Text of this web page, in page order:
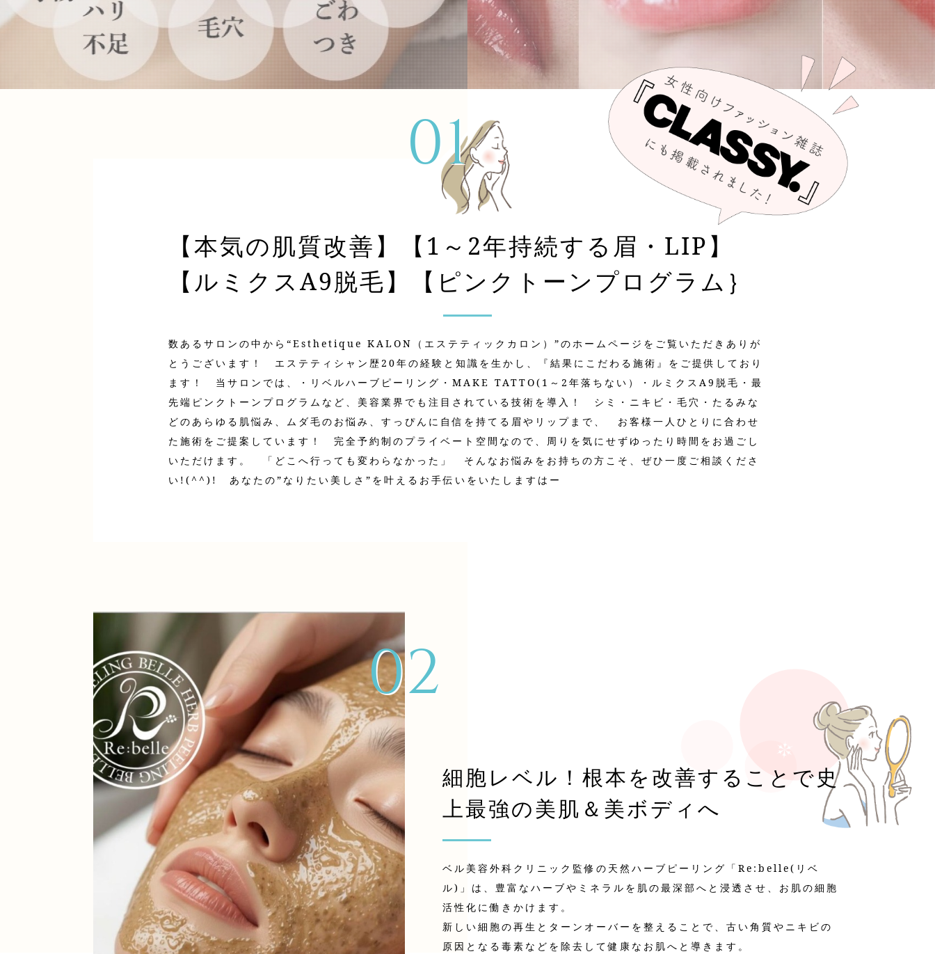
【本気の肌質改善】【1～2年持続する眉・LIP】
【ルミクスA9脱毛】【ピンクトーンプログラム｝
数あるサロンの中から“Esthetique KALON（エステティックカロン）”のホームページをご覧いただきありが
とうございます！ エステティシャン歴20年の経験と知識を生かし、『結果にこだわる施術』をご提供しており
ます！ 当サロンでは、・リベルハーブピーリング・MAKE TATTO(1～2年落ちない）・ルミクスA9脱毛・最
先端ピンクトーンプログラムなど、美容業界でも注目されている技術を導入！ シミ・ニキビ・毛穴・たるみな
どのあらゆる肌悩み、ムダ毛のお悩み、すっぴんに自信を持てる眉やリップまで、 お客様一人ひとりに合わせ
た施術をご提案しています！ 完全予約制のプライベート空間なので、周りを気にせずゆったり時間をお過ごし
いただけます。 「どこへ行っても変わらなかった」 そんなお悩みをお持ちの方こそ、ぜひ一度ご相談くださ
い!(^^)! あなたの”なりたい美しさ”を叶えるお手伝いをいたしますはー
02
細胞レベル！根本を改善することで史
上最強の美肌＆美ボディへ
ベル美容外科クリニック監修の天然ハーブピーリング「Re:belle(リベ
ル)」は、豊富なハーブやミネラルを肌の最深部へと浸透させ、お肌の細胞
活性化に働きかけます。
新しい細胞の再生とターンオーバーを整えることで、古い角質やニキビの
原因となる毒素などを除去して健康なお肌へと導きます。